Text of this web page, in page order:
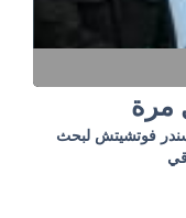
مرة
فوتشيتش لبحث